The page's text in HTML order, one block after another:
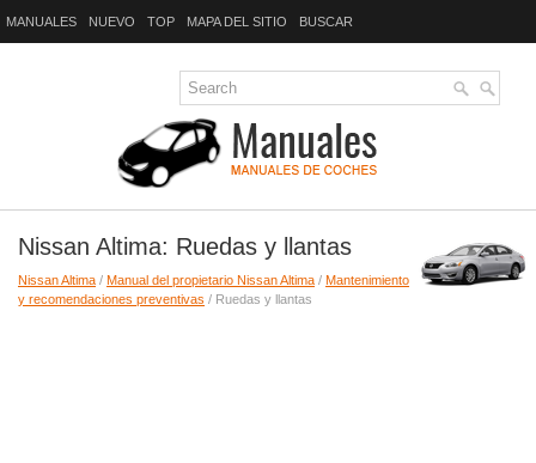
MANUALES NUEVO TOP MAPA DEL SITIO BUSCAR
Nissan Altima: Ruedas y llantas
Nissan Altima / Manual del propietario Nissan Altima / Mantenimiento
y recomendaciones preventivas / Ruedas y llantas